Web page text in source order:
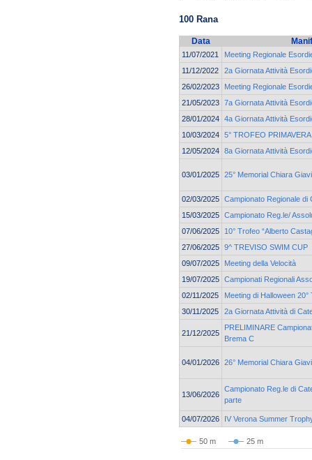
100 Rana
Data
11/07/2021
Meeting Regionale
11/12/2022
2a Giornata Attività
26/02/2023
Meeting Regionale
21/05/2023 7a Giornata Attività
28/01/2024 4a Giornata Attività
10/03/2024 5° TROFEO
12/05/2024 8a Giornata Attività
03/01/2025 25° Memorial Chiara
02/03/2025 Campionato Regionale di
15/03/2025 Campionato Reg.le/
07/06/2025
10° Trofeo “Alberto
27/06/2025 9^ TREVISO SWIM CUP
09/07/2025
Meeting della Velocità
19/07/2025 Campionati Regionali
02/11/2025
Meeting di Halloween
30/11/2025
2a Giornata Attività di
21/12/2025
PRELIMINARE
Brema C
04/01/2026 26° Memorial Chiara
13/06/2026
Campionato Reg.le di
parte
04/07/2026 IV Verona Summer
50 m 25 m